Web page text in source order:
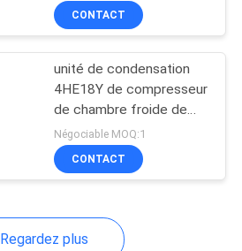
CONTACT
unité de condensation
4HE18Y de compresseur
de chambre froide de
420v R404A
Négociable MOQ:1
CONTACT
Regardez plus